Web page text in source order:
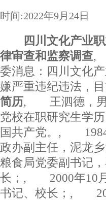
时间:2022年9月24日
四川文化产业
律审查和监察调查,
委消息：四川文化
嫌严重违纪违法，
简历, 王泗德，男
党校在职研究生学
国共产党。, 1984
政办副主任，泥龙
粮食局党委副书记
长；, 2000年10月
书记、校长；,